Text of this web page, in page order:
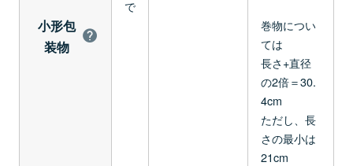
小形包
装物
で
巻物につい
ては
長さ+直径
の2倍＝30.
4cm
ただし、長
さの最小は
21cm